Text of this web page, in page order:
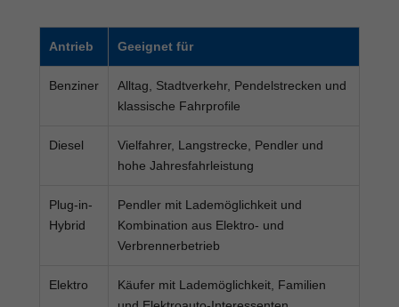
Antrieb Geeignet für
Benziner
Alltag, Stadtverkehr, Pendelstrecken und
klassische Fahrprofile
Diesel
Vielfahrer, Langstrecke, Pendler und
hohe Jahresfahrleistung
Plug-in-
Hybrid
Pendler mit Lademöglichkeit und
Kombination aus Elektro- und
Verbrennerbetrieb
Elektro
Käufer mit Lademöglichkeit, Familien